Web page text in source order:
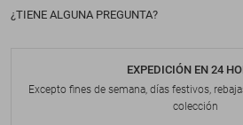
¿TIENE ALGUNA PREGUNTA?
EXPEDICIÓN EN 24
Excepto fines de semana, días festivos,
colección